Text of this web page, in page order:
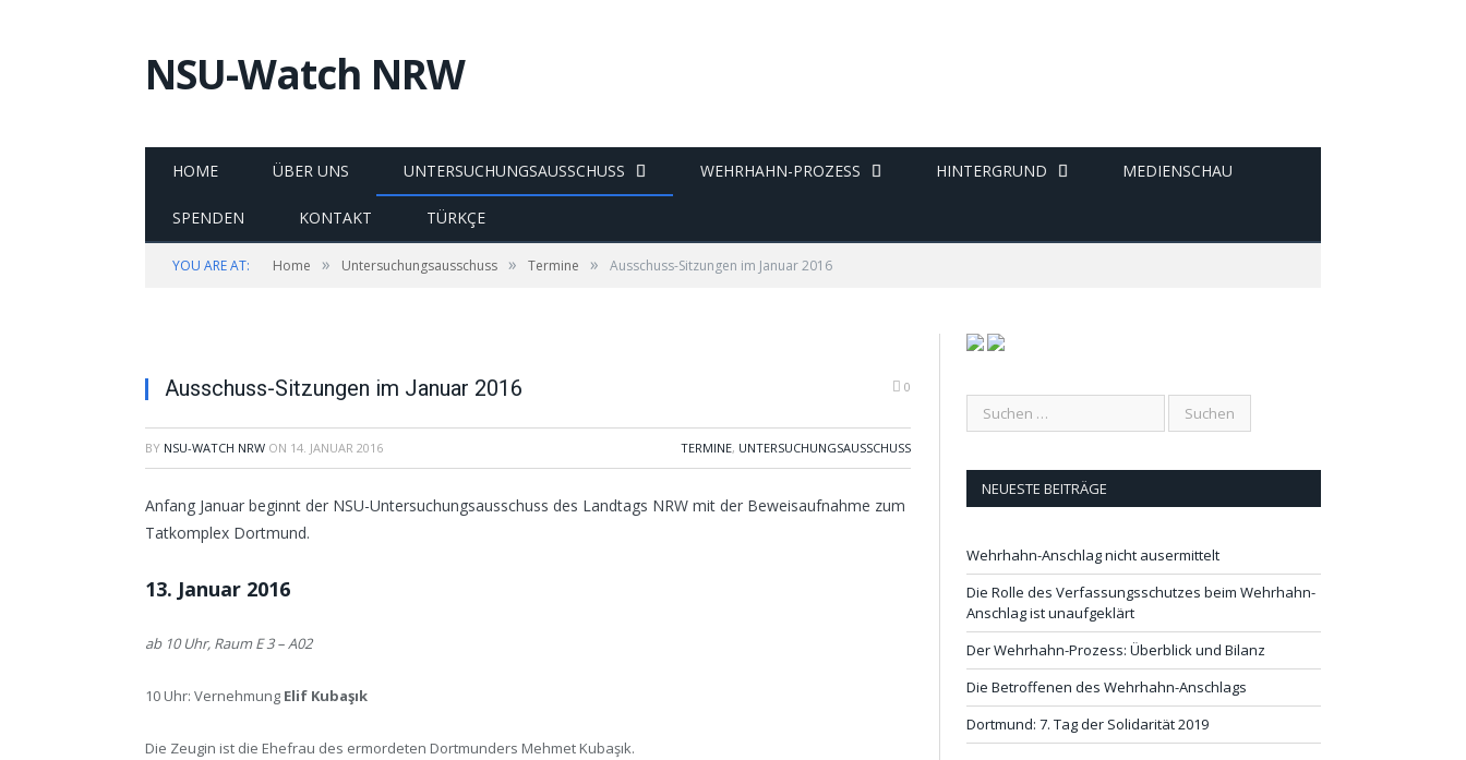
NSU-Watch NRW
HOME ÜBER UNS UNTERSUCHUNGSAUSSCHUSS WEHRHAHN-PROZESS HINTERGRUND MEDIENSCHAU
SPENDEN KONTAKT TÜRKÇE
YOU ARE AT: Home » Untersuchungsausschuss » Termine » Ausschuss-Sitzungen im Januar 2016
Ausschuss-Sitzungen im Januar 2016 0
BY NSU-WATCH NRW ON 14. JANUAR 2016 TERMINE, UNTERSUCHUNGSAUSSCHUSS
Anfang Januar beginnt der NSU-Untersuchungsausschuss des Landtags NRW mit der Beweisaufnahme zum
Tatkomplex Dortmund.
13. Januar 2016
ab 10 Uhr, Raum E 3 – A02
10 Uhr: Vernehmung Elif Kubaşık
Die Zeugin ist die Ehefrau des ermordeten Dortmunders Mehmet Kubaşık.
NEUESTE BEITRÄGE
Wehrhahn-Anschlag nicht ausermittelt
Die Rolle des Verfassungsschutzes beim Wehrhahn-
Anschlag ist unaufgeklärt
Der Wehrhahn-Prozess: Überblick und Bilanz
Die Betroffenen des Wehrhahn-Anschlags
Dortmund: 7. Tag der Solidarität 2019